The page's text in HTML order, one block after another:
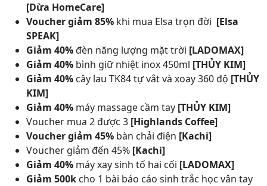
[Dừa HomeCare]
Voucher giảm 85% khi mua Elsa trọn đời [Elsa
SPEAK]
Giảm 40%đèn năng lượng mặt trời [LADOMAX]
Giảm 40% bình giữ nhiệt inox 450ml [THỦY KIM]
Giảm 40% cây lau TK84 tự vắt và xoay 360 độ [THỦY
KIM]
Giảm 40% máy massage cầm tay [THỦY KIM]
Voucher mua 2 được 3 [Highlands Coffee]
Voucher giảm 45% bàn chải điện [Kachi]
Voucher giảm đến 45% [Kachi]
Giảm 40% máy xay sinh tố hai cối [LADOMAX]
Giảm 500k cho 1 bài báo cáo sinh trắc học vân tay